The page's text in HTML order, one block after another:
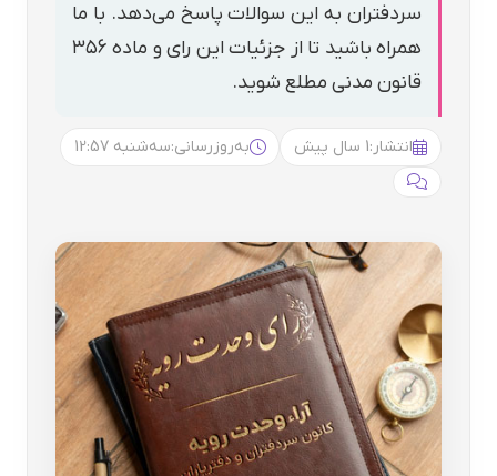
سردفتران به این سوالات پاسخ می‌دهد. با ما
همراه باشید تا از جزئیات این رای و ماده ۳۵۶
قانون مدنی مطلع شوید.
انتشار:1 سال پیش به‌روزرسانی:سه‌شنبه 12:57